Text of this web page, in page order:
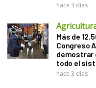
hace 3 días
Más de
Congreso
demostrar
todo el
hace 3 días